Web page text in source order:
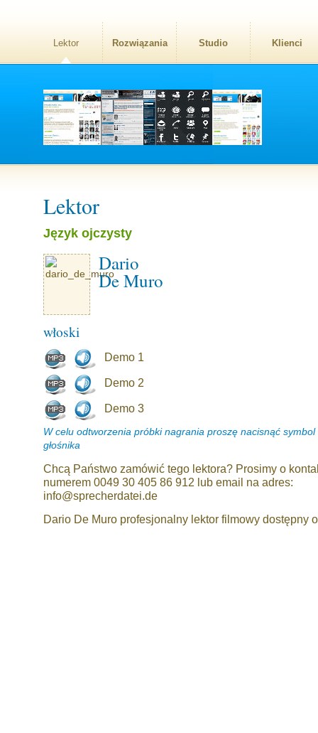
Lektor Rozwiązania Studio Klienci
Lektor
Język ojczysty
Dario
De Muro
włoski
Demo 1
Demo 2
Demo 3
W celu odtworzenia próbki nagrania proszę nacisnąć symbol
głośnika
Chcą Państwo zamówić tego lektora? Prosimy o
numerem 0049 30 405 86 912 lub email na adres:
info@sprecherdatei.de
Dario De Muro profesjonalny lektor filmowy dostępny